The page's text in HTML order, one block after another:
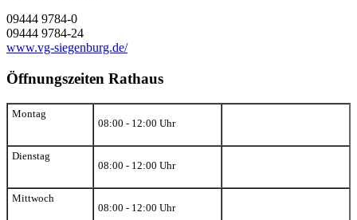
09444 9784-0
09444 9784-24
www.vg-siegenburg.de/
Öffnungszeiten Rathaus
Montag
08:00 - 12:00 Uhr
Dienstag
08:00 - 12:00 Uhr
Mittwoch
08:00 - 12:00 Uhr